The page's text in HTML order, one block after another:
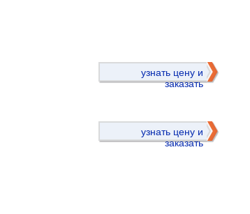
узнать цену и
заказать
узнать цену и
заказать